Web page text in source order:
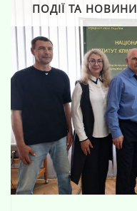
ПОДІЇ ТА НОВИНИ